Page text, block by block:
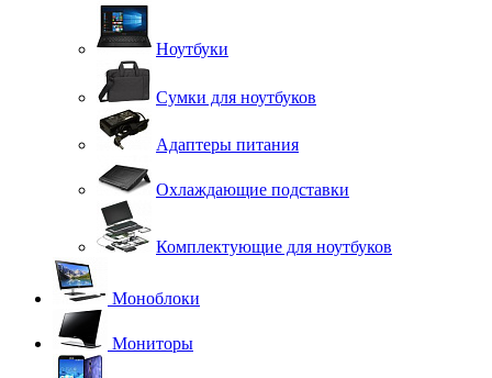
Ноутбуки
Сумки для ноутбуков
Адаптеры питания
Охлаждающие подставки
Комплектующие для ноутбуков
Моноблоки
Мониторы